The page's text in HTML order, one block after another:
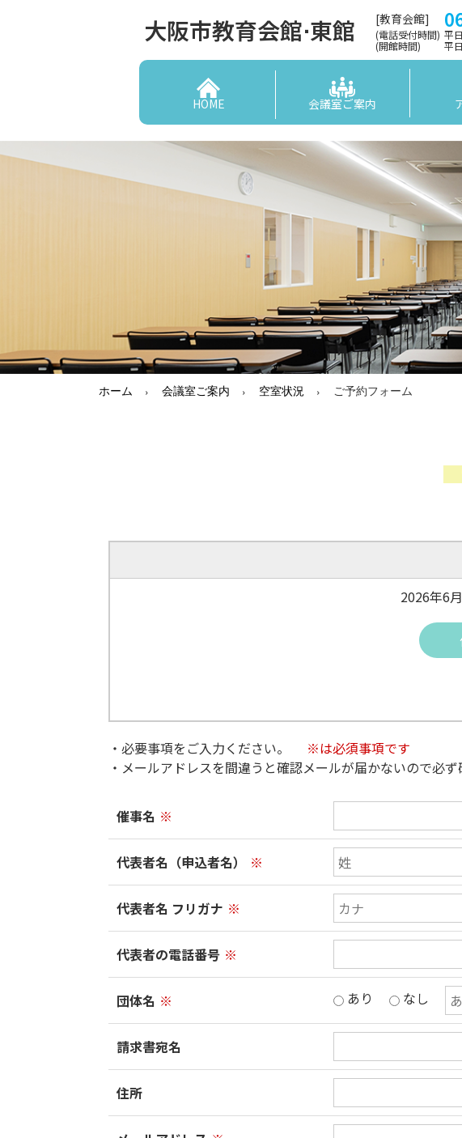
大阪市教育会館⋅東館 [教育会館]
(電話受付時間) 平
(開館時間)
平
HOME 会議室ご案内
ホーム 会議室ご案内 空室状況 ご予約フォーム
2026年6
・必要事項をご入力ください。
※は必須事項です
・メールアドレスを間違うと確認メールが届かないので必ず
催事名 ※
代表者名（申込者名） ※
代表者名 フリガナ ※
代表者の電話番号 ※
団体名 ※ あり なし
請求書宛名
住所